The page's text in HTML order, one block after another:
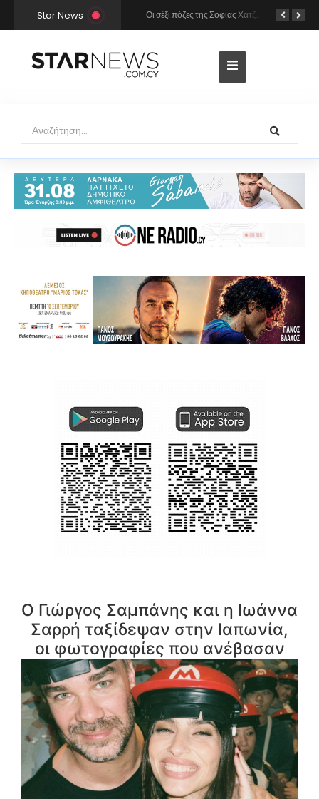
Star News Κατερίνα Καινούργιου: Η selfie με μπλε μαγιό κάτω από τον ήλιο – Η λεπτομέρεια που λατρέψαμε (φωτογραφία)
Ο Γιώργος Σαμπάνης και η Ιωάννα
Σαρρή ταξίδεψαν στην Ιαπωνία,
οι φωτογραφίες που ανέβασαν